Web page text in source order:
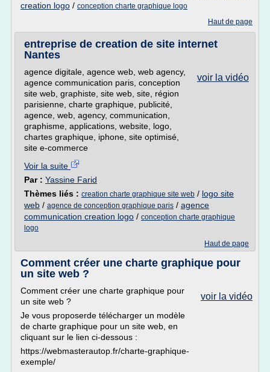
creation logo / conception charte graphique logo
Haut de page
entreprise de creation de site internet
Nantes
voir la vidéo
agence digitale, agence web, web agency,
agence communication paris, conception
site web, graphiste, site web, site, région
parisienne, charte graphique, publicité,
agence, web, agency, communication,
graphisme, applications, website, logo,
chartes graphique, iphone, site optimisé,
site e-commerce
Voir la suite
Par : Yassine Farid
Thèmes liés : creation charte graphique site web / logo site
web / agence de conception graphique paris / agence
communication creation logo / conception charte graphique
logo
Haut de page
Comment créer une charte graphique pour
un site web ?
voir la vidéo
Comment créer une charte graphique pour
un site web ?
Je vous proposerde télécharger un modèle
de charte graphique pour un site web, en
cliquant sur le lien ci-dessous :
https://webmasterautop.fr/charte-graphique-
exemple/